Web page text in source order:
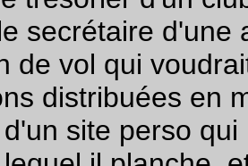
secrétaire
de vol qui
distribuées en
site perso